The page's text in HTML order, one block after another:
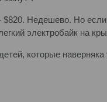
Недешево. Но если
электробайк на
которые